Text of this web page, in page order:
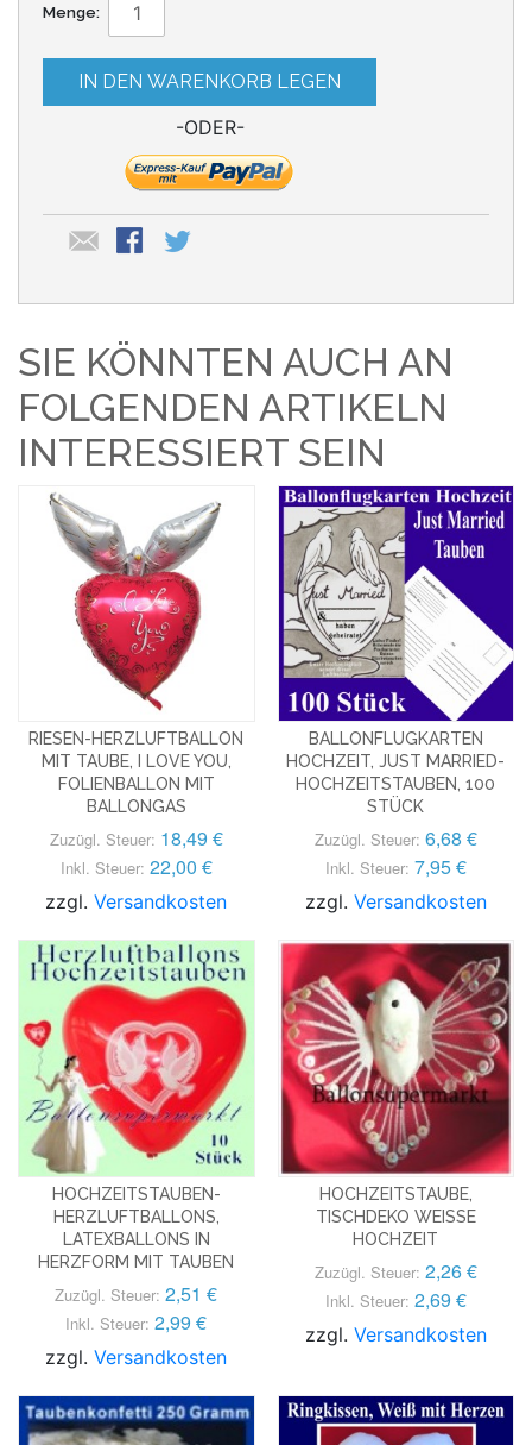
Menge:
IN DEN WARENKORB LEGEN
-ODER-
SIE KÖNNTEN AUCH AN
FOLGENDEN ARTIKELN
INTERESSIERT SEIN
RIESEN-HERZLUFTBALLON
MIT TAUBE, I LOVE YOU,
FOLIENBALLON MIT
BALLONGAS
Zuzügl. Steuer: 18,49 €
Inkl. Steuer: 22,00 €
zzgl.Versandkosten
BALLONFLUGKARTEN
HOCHZEIT, JUST MARRIED-
HOCHZEITSTAUBEN, 100
STÜCK
Zuzügl. Steuer: 6,68 €
Inkl. Steuer: 7,95 €
zzgl. Versandkosten
HOCHZEITSTAUBEN-
HERZLUFTBALLONS,
LATEXBALLONS IN
HERZFORM MIT TAUBEN
Zuzügl. Steuer: 2,51 €
Inkl. Steuer: 2,99 €
zzgl.Versandkosten
HOCHZEITSTAUBE,
TISCHDEKO WEISSE H
OCHZEIT
Zuzügl. Steuer: 2,26 €
Inkl. Steuer: 2,69 €
zzgl. Versandkosten